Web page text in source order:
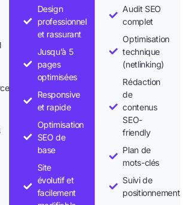
Design
professionnel
et rassurant
Jusqu’à 5
pages
optimisées
Responsive
et rapide
Optimisation
SEO de
base
Site
évolutif et
facilement
Audit SEO
complet
Optimisation
technique
(netlinking)
Rédaction
de
contenus
SEO-
friendly
Plan de
mots-clés
Suivi de
positionnement